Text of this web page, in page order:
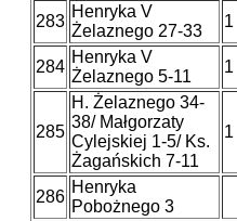
283
Henryka V
Żelaznego 27-33
1
284
Henryka V
Żelaznego 5-11
1
285
H. Żelaznego 34-
38/ Małgorzaty
Cylejskiej 1-5/ Ks.
Żagańskich 7-11
1
286
Henryka
Pobożnego 3